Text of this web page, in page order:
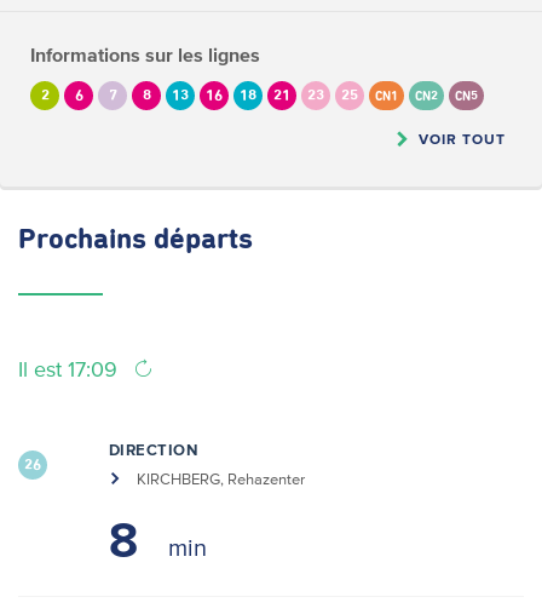
Informations sur les lignes
2 6 7 8 13 16 18 21 23 25 CN1 CN2 CN5
VOIR TOUT
Prochains départs
Il est 17:09
26
DIRECTION
KIRCHBERG, Rehazenter
8